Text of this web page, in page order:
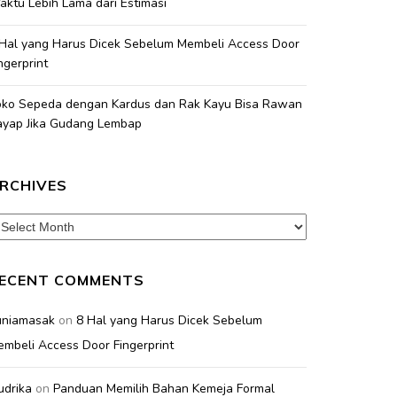
yang Harus Dicek Sebelum Membeli Access Door
Sepeda dengan Kardus dan Rak Kayu Bisa Rawan
Jika Gudang Lembap
COMMENTS
on 8 Hal yang Harus Dicek Sebelum
Access Door Fingerprint
on Panduan Memilih Bahan Kemeja Formal